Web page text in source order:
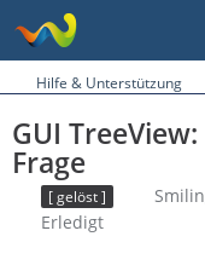
Hilfe & Unterstützung
GUI
Frage
[ gelöst ]
Erledigt